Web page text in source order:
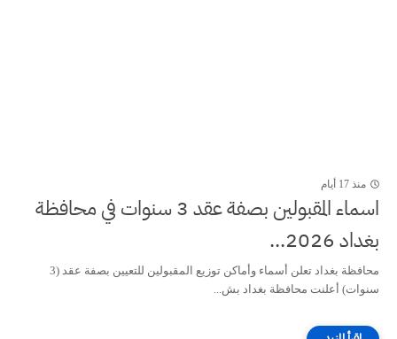
منذ 17 أيام
اسماء المقبولين بصفة عقد 3 سنوات في محافظة
بغداد 2026...
محافظة بغداد تعلن أسماء وأماكن توزيع المقبولين للتعيين بصفة عقد (3
سنوات) أعلنت محافظة بغداد بش...